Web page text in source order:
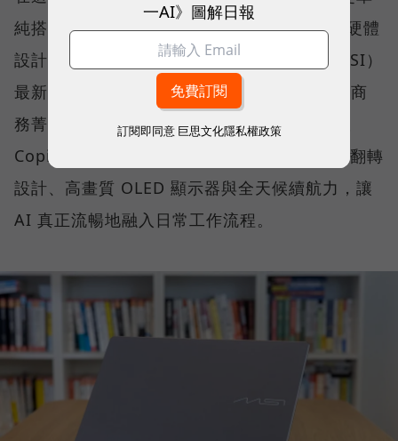
純搭載最新處理器，擴展到如何將 AI 算力、硬體
設計與真實使用情境無縫整合。微星科技（MSI）
最新推出的 Prestige 14 Flip AI+，正是專為商
務菁英與專業人士打造的解方。它結合了微軟
Copilot+ PC 架構、本地端 AI 運算、2-in-1 翻轉
設計、高畫質 OLED 顯示器與全天候續航力，讓
AI 真正流暢地融入日常工作流程。
一AI》圖解日報
訂閱即同意 巨思文化隱私權政策